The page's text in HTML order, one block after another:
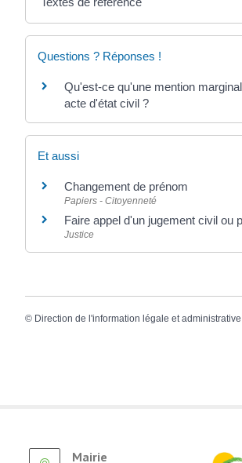
Questions ? Réponses !
Qu'est-ce qu'une mention
acte d'état civil ?
Et aussi
Changement de prénom
Papiers - Citoyenneté
Faire appel d'un jugement civil ou
Justice
© Direction de l'information légale et administrative
Mairie